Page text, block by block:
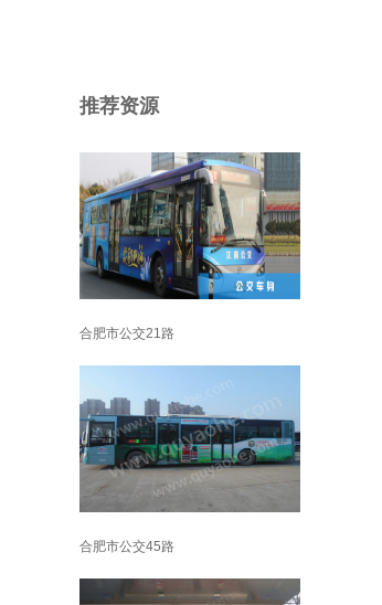
推荐资源
合肥市公交21路
合肥市公交45路